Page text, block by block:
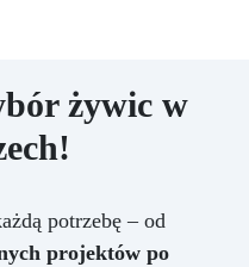
żywic w
potrzebę – od
projektów po